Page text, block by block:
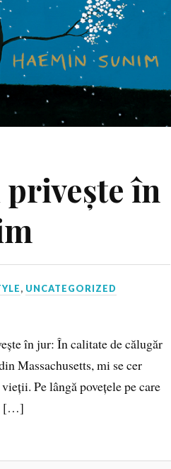
în
, UNCATEGORIZED
în jur: În calitate de călugăr
Massachusetts, mi se cer
Pe lângă povețele pe care
[…]